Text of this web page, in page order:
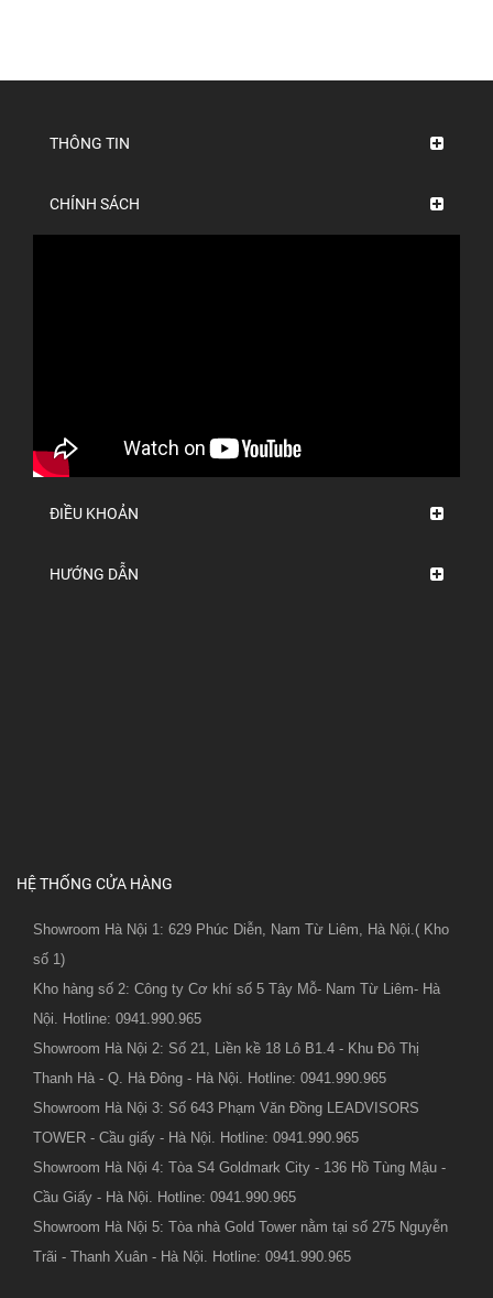
THÔNG TIN
CHÍNH SÁCH
ĐIỀU KHOẢN
HƯỚNG DẪN
HỆ THỐNG CỬA HÀNG
Showroom Hà Nội 1: 629 Phúc Diễn, Nam Từ Liêm, Hà Nội.( Kho
số 1)
Kho hàng số 2: Công ty Cơ khí số 5 Tây Mỗ- Nam Từ Liêm- Hà
Nội. Hotline: 0941.990.965
Showroom Hà Nội 2: Số 21, Liền kề 18 Lô B1.4 - Khu Đô Thị
Thanh Hà - Q. Hà Đông - Hà Nội. Hotline: 0941.990.965
Showroom Hà Nội 3: Số 643 Phạm Văn Đồng LEADVISORS
TOWER - Cầu giấy - Hà Nội. Hotline: 0941.990.965
Showroom Hà Nội 4: Tòa S4 Goldmark City - 136 Hồ Tùng Mậu -
Cầu Giấy - Hà Nội. Hotline: 0941.990.965
Showroom Hà Nội 5: Tòa nhà Gold Tower nằm tại số 275 Nguyễn
Trãi - Thanh Xuân - Hà Nội. Hotline: 0941.990.965